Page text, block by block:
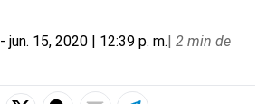
- jun. 15, 2020 | 12:39 p. m.| 2 min de